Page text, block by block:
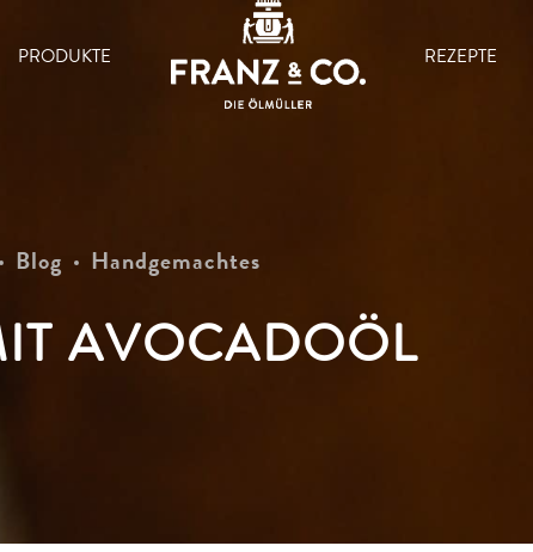
PRODUKTE REZEPTE
Blog Handgemachtes
AVOCADOÖL